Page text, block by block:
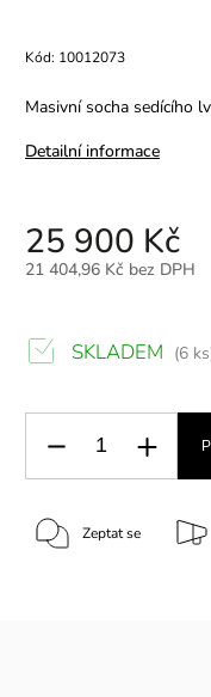
Kód: 10012073
Masivní socha sedícího
Detailní informace
25 900 Kč
21 404,96 Kč bez DPH
SKLADEM (6
Zeptat se